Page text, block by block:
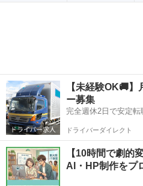
【未経験OK🚚
ー募集
完全週休2日で安定転
ドライバーダイレクト
【10時間で劇的
AI・HP制作をプ